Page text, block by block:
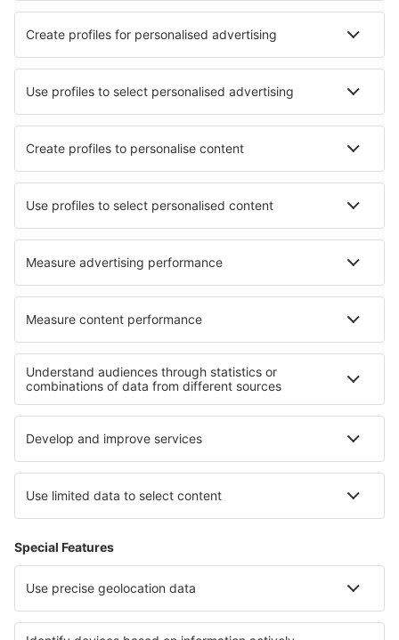
Hoteluri în Potsdam Hoteluri în Uberlingen
Cele mai bune hoteluri - orașe
Hoteluri în San Giorgio A Liri Hoteluri în Bol
Hoteluri în Saint-Salvy Hoteluri în Gessate
Hoteluri în Tana Toraja Hoteluri în Saint Pierremont
Hoteluri în Massenzatico Hoteluri în Jablonné nad Orlicí
Cele mai bune hoteluri - regiuni
Hoteluri in Renania-Palatinat
Hoteluri in Ore Mountains
Hoteluri in Brandenburg Lake Plateau Hoteluri in Chiemsee
Hoteluri in Saalfelden Leogang
Hoteluri pe Insula Sfântul Martin Hoteluri în Singapore